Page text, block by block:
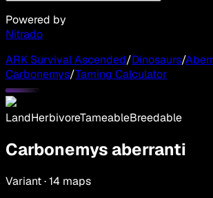
Powered by
Nitrado
ARK Survival Ascended/Dinosaurs/
Carbonemys/Taming Calculator
LandHerbivoreTameableBreedable
Carbonemys aberranti
Variant · 14 maps